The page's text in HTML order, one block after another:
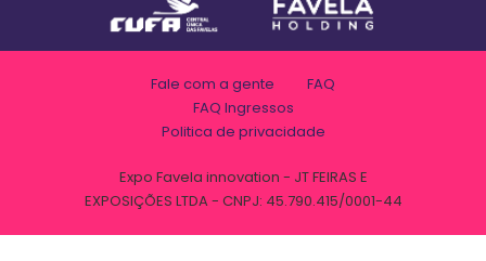
Fale com a gente
FAQ
FAQ Ingressos
Politica de privacidade
Expo Favela innovation - JT FEIRAS E
EXPOSIÇÕES LTDA - CNPJ: 45.790.415/0001-44